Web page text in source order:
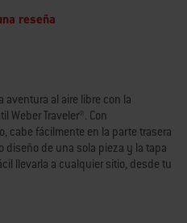
reseña
al aire libre con la
Weber Traveler®. Con
cabe fácilmente en la parte trasera
diseño de una sola pieza y la tapa
llevarla a cualquier sitio, desde tu
solo tienes que levantar la